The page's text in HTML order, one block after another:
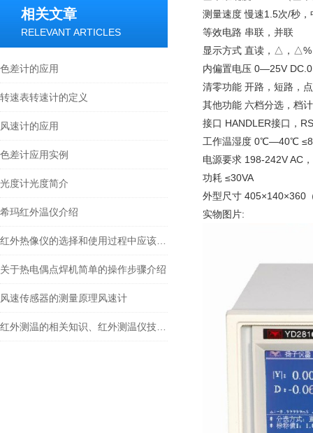
相关文章
RELEVANT ARTICLES
色差计的应用
转速表转速计的定义
风速计的应用
色差计应用实例
光度计光度简介
希玛红外温仪介绍
关于热电偶点焊机简单的操作步骤介绍
风速传感器的测量原理风速计
测量速度 慢速1.5次/秒
等效电路 串联，并联
显示方式 直读，△，△%
内偏置电压 0—25V
清零功能 开路，短路，
其他功能 六档分选，档
接口 HANDLER接口，
工作温湿度 0℃—40℃
电源要求 198-242V AC
功耗 ≤30VA
外型尺寸 405×140×360
实物图片: